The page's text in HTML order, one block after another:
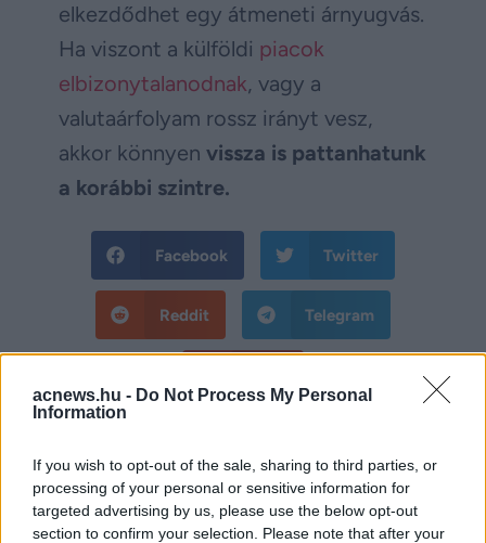
acnews.hu - Do Not Process My Personal
Information
If you wish to opt-out of the sale, sharing to third parties, or
processing of your personal or sensitive information for
targeted advertising by us, please use the below opt-out
section to confirm your selection. Please note that after your
elkezdődhet egy átmeneti árnyugvás.
Ha viszont a külföldi piacok
elbizonytalanodnak, vagy a
valutaárfolyam rossz irányt vesz,
akkor könnyen vissza is pattanhatunk
a korábbi szintre.
Facebook Twitter
Reddit Telegram
Hirdetés